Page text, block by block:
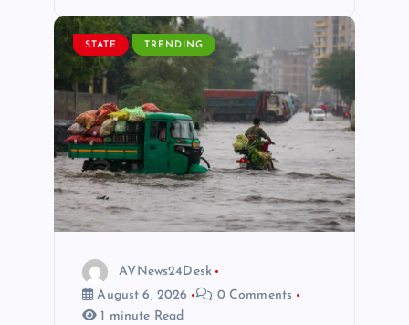
STATE TRENDING
AVNews24Desk
August 6, 2026
0 Comments
1 minute Read